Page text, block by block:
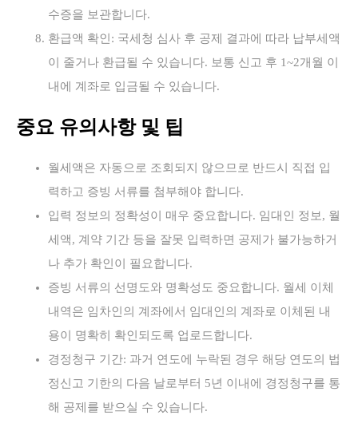
수증을 보관합니다.
환급액 확인: 국세청 심사 후 공제 결과에 따라 납부세액
이 줄거나 환급될 수 있습니다. 보통 신고 후 1~2개월 이
내에 계좌로 입금될 수 있습니다.
중요 유의사항 및 팁
월세액은 자동으로 조회되지 않으므로 반드시 직접 입
력하고 증빙 서류를 첨부해야 합니다.
입력 정보의 정확성이 매우 중요합니다. 임대인 정보, 월
세액, 계약 기간 등을 잘못 입력하면 공제가 불가능하거
나 추가 확인이 필요합니다.
증빙 서류의 선명도와 명확성도 중요합니다. 월세 이체
내역은 임차인의 계좌에서 임대인의 계좌로 이체된 내
용이 명확히 확인되도록 업로드합니다.
경정청구 기간: 과거 연도에 누락된 경우 해당 연도의 법
정신고 기한의 다음 날로부터 5년 이내에 경정청구를 통
해 공제를 받으실 수 있습니다.